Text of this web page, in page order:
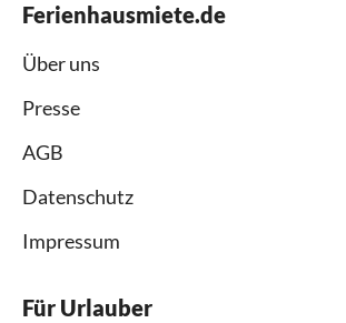
Ferienhausmiete.de
Über uns
Presse
AGB
Datenschutz
Impressum
Für Urlauber